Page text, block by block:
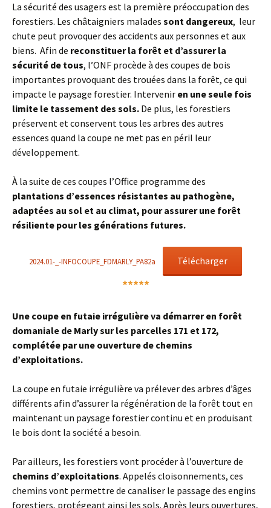
La sécurité des usagers est la première préoccupation des
forestiers. Les châtaigniers malades sont dangereux, leur
chute peut provoquer des accidents aux personnes et aux
biens. Afin de reconstituer la forêt et d’assurer la
sécurité de tous, l’ONF procède à des coupes de bois
importantes provoquant des trouées dans la forêt, ce qui
impacte le paysage forestier. Intervenir en une seule fois
limite le tassement des sols. De plus, les forestiers
préservent et conservent tous les arbres des autres
essences quand la coupe ne met pas en péril leur
développement.
À la suite de ces coupes l’Office programme des
plantations d’essences résistantes au pathogène,
adaptées au sol et au climat, pour assurer une forêt
résiliente pour les générations futures.
2024.01-_-INFOCOUPE_FDMARLY_PA82a Télécharger
*****
Une coupe en futaie irrégulière va démarrer en forêt
domaniale de Marly sur les parcelles 171 et 172,
complétée par une ouverture de chemins
d’exploitations.
La coupe en futaie irrégulière va prélever des arbres d’âges
différents afin d’assurer la régénération de la forêt tout en
maintenant un paysage forestier continu et en produisant
le bois dont la société a besoin.
Par ailleurs, les forestiers vont procéder à l’ouverture de
chemins d’exploitations. Appelés cloisonnements, ces
chemins vont permettre de canaliser le passage des engins
forestiers, protégeant ainsi les sols. Après leurs ouvertures,